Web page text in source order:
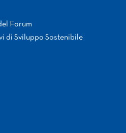
Forum
di Sviluppo Sostenibile